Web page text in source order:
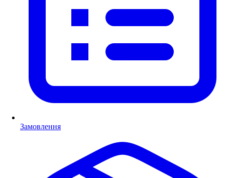
Замовлення